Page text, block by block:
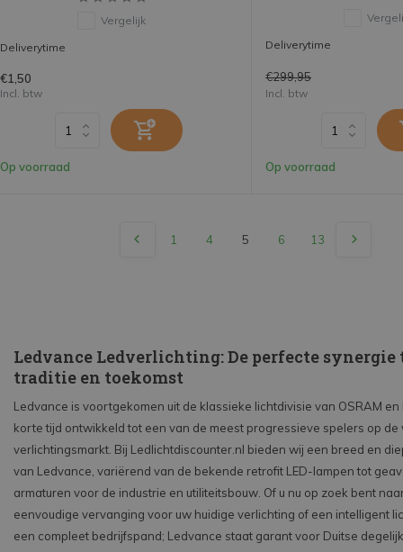
Vergelijk
Deliverytime
€1,50
Incl. btw
Op voorraad
Deliverytime
€299,95
Incl. btw
Op voorraad
1 4 5 6 13
Ledvance Ledverlichting: De perfecte synergie
traditie en toekomst
Ledvance is voortgekomen uit de klassieke lichtdivisie van OSRAM en
korte tijd ontwikkeld tot een van de meest progressieve spelers op
verlichtingsmarkt. Bij Ledlichtdiscounter.nl bieden wij een breed en
van Ledvance, variërend van de bekende retrofit LED-lampen tot
armaturen voor de industrie en utiliteitsbouw. Of u nu op zoek bent
eenvoudige vervanging voor uw huidige verlichting of een intelligent
een compleet bedrijfspand; Ledvance staat garant voor Duitse